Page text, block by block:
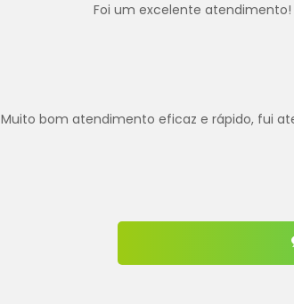
Foi um excelente
Muito bom atendimento eficaz e rápido, fui